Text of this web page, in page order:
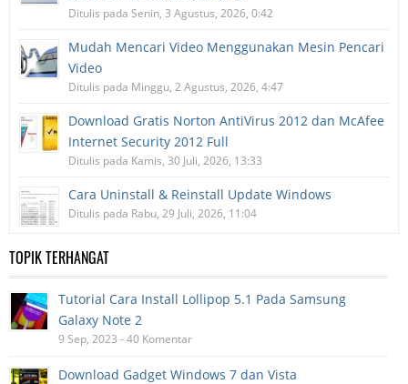
Ditulis pada Senin, 3 Agustus, 2026, 0:42
Mudah Mencari Video Menggunakan Mesin Pencari
Video
Ditulis pada Minggu, 2 Agustus, 2026, 4:47
Download Gratis Norton AntiVirus 2012 dan McAfee
Internet Security 2012 Full
Ditulis pada Kamis, 30 Juli, 2026, 13:33
Cara Uninstall & Reinstall Update Windows
Ditulis pada Rabu, 29 Juli, 2026, 11:04
TOPIK TERHANGAT
Tutorial Cara Install Lollipop 5.1 Pada Samsung
Galaxy Note 2
9 Sep, 2023 - 40 Komentar
Download Gadget Windows 7 dan Vista